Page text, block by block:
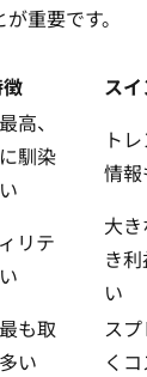
重要です。
ス
高、
馴染
ト
情
リテ
大
き
い
も取
い
ス
く